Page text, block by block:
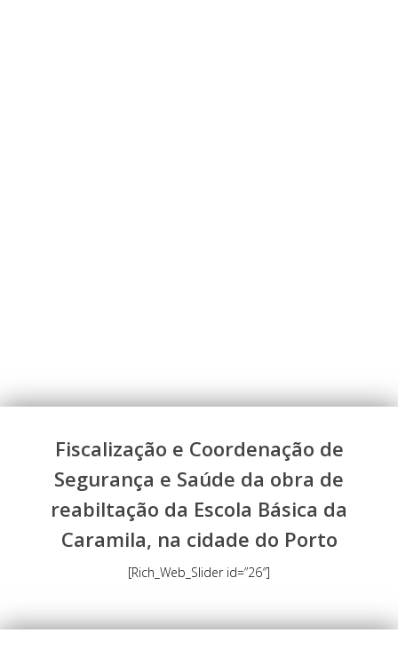
Fiscalização e Coordenação de
Segurança e Saúde da obra de
reabiltação da Escola Básica da
Caramila, na cidade do Porto
[Rich_Web_Slider id=”26″]